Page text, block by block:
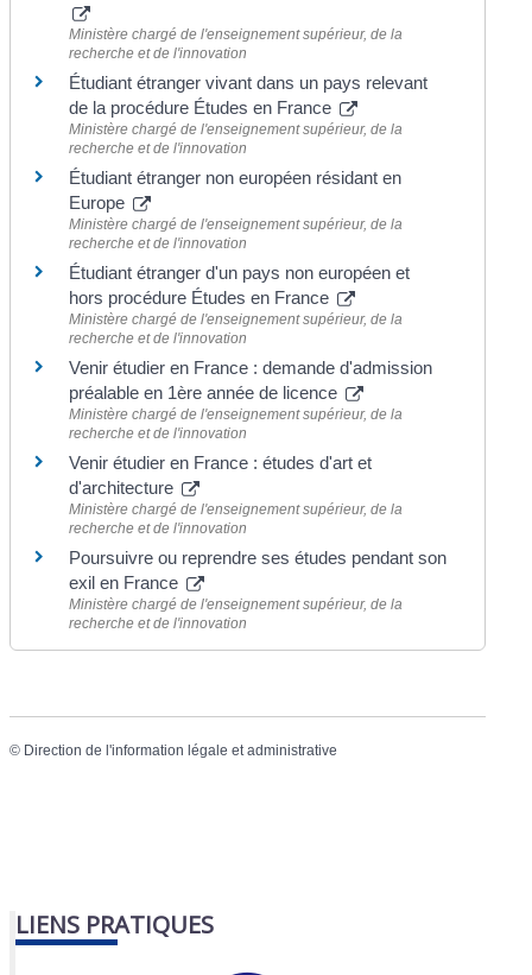
Ministère chargé de l'enseignement supérieur, de la
recherche et de l'innovation
Étudiant étranger vivant dans un pays relevant
de la procédure Études en France
Ministère chargé de l'enseignement supérieur, de la
recherche et de l'innovation
Étudiant étranger non européen résidant en
Europe
Ministère chargé de l'enseignement supérieur, de la
recherche et de l'innovation
Étudiant étranger d'un pays non européen et
hors procédure Études en France
Ministère chargé de l'enseignement supérieur, de la
recherche et de l'innovation
Venir étudier en France : demande d'admission
préalable en 1ère année de licence
Ministère chargé de l'enseignement supérieur, de la
recherche et de l'innovation
Venir étudier en France : études d'art et
d'architecture
Ministère chargé de l'enseignement supérieur, de la
recherche et de l'innovation
Poursuivre ou reprendre ses études pendant son
exil en France
Ministère chargé de l'enseignement supérieur, de la
recherche et de l'innovation
© Direction de l'information légale et administrative
LIENS PRATIQUES